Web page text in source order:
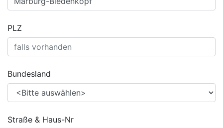
PLZ
Bundesland
Straße & Haus-Nr